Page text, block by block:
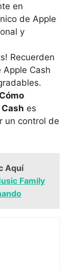
en
de Apple
y
Recuerden
Cash
Cómo
es‍
un control⁣ de
Aquí
Family